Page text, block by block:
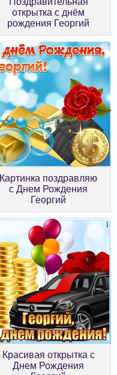
открытка с днём
рождения Георгий
Картинка поздравляю
с Днем Рождения
Георгий
Красивая открытка с
Днем Рождения